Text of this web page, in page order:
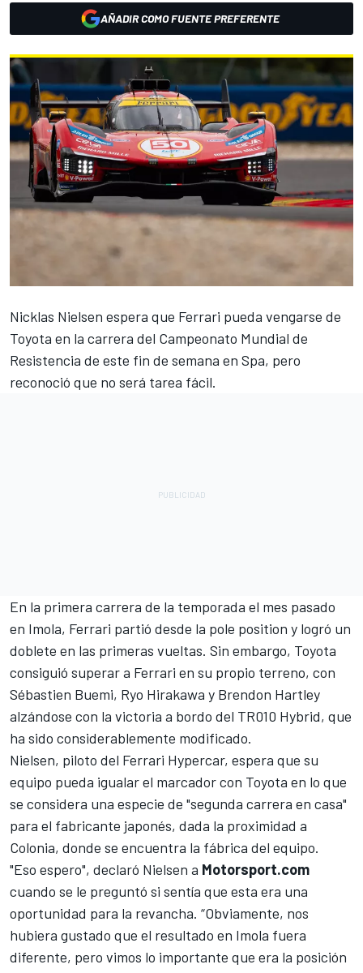
AÑADIR COMO FUENTE PREFERENTE
Nicklas Nielsen espera que Ferrari pueda vengarse de
Toyota en la carrera del Campeonato Mundial de
Resistencia de este fin de semana en Spa, pero
reconoció que no será tarea fácil.
En la primera carrera de la temporada el mes pasado
en Imola, Ferrari partió desde la pole position y logró un
doblete en las primeras vueltas. Sin embargo, Toyota
consiguió superar a Ferrari en su propio terreno, con
Sébastien Buemi, Ryo Hirakawa y Brendon Hartley
alzándose con la victoria a bordo del TR010 Hybrid, que
ha sido considerablemente modificado.
Nielsen, piloto del Ferrari Hypercar, espera que su
equipo pueda igualar el marcador con Toyota en lo que
se considera una especie de "segunda carrera en casa"
para el fabricante japonés, dada la proximidad a
Colonia, donde se encuentra la fábrica del equipo.
"Eso espero", declaró Nielsen a Motorsport.com
cuando se le preguntó si sentía que esta era una
oportunidad para la revancha. “Obviamente, nos
hubiera gustado que el resultado en Imola fuera
diferente, pero vimos lo importante que era la posición